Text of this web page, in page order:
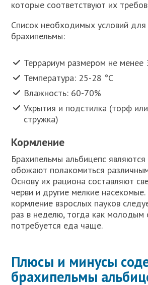
которые соответствуют их
Список необходимых условий
брахипельмы:
Террариум размером не менее
Температура: 25-28 °C
Влажность: 60-70%
Укрытия и подстилка (торф
стружка)
Кормление
Брахипельмы альбицепс
обожают полакомиться
Основу их рациона составляют
черви и другие мелкие насекомые.
кормление взрослых пауков
раз в неделю, тогда как молодым
потребуется еда чаще.
Плюсы и минусы
брахипельмы